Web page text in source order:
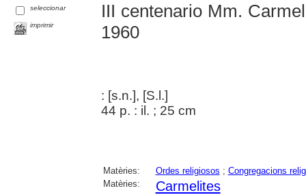
seleccionar
imprimir
III centenario Mm.
1960
: [s.n.], [S.l.]
44 p. : il. ; 25 cm
Matèries: Ordes religiosos ; Congregacions
Matèries:
Carmelites